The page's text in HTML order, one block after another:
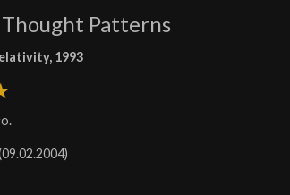
Patterns
1993